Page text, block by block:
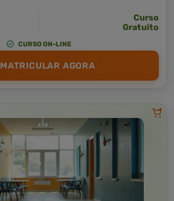
Curso
Gratuito
CURSO ON-LINE
MATRICULAR AGORA